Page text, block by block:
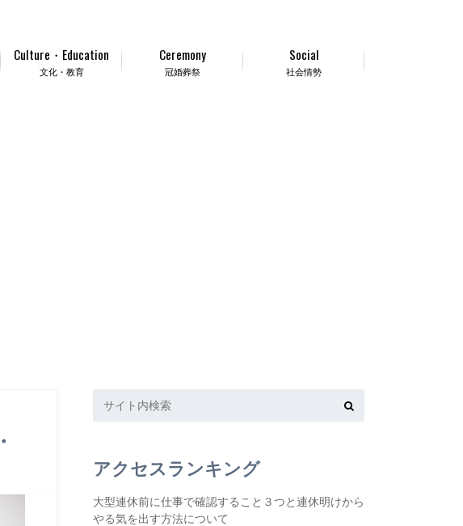
文化・教育
Culture・Education
冠婚葬祭
Ceremony
社会情勢
Social
アクセスランキング
大型連休前に仕事で確認すること３つと連休明けから
やる気を出す方法について